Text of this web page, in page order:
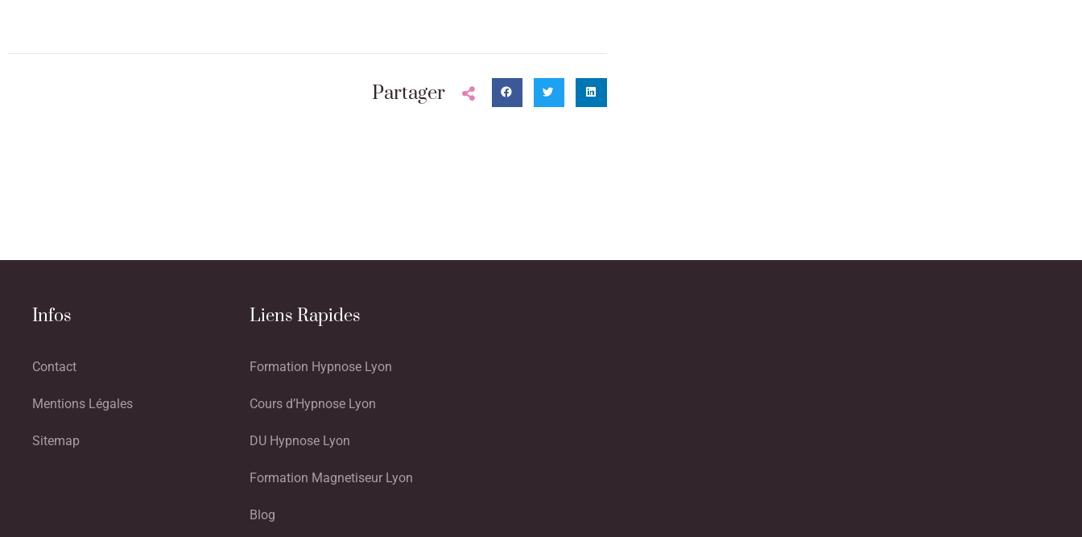
Partager
Infos
Contact
Mentions Légales
Sitemap
Liens Rapides
Formation Hypnose Lyon
Cours d’Hypnose Lyon
DU Hypnose Lyon
Formation Magnetiseur Lyon
Blog